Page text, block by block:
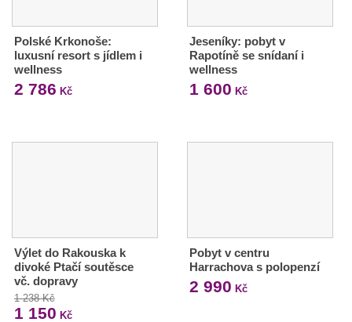
Polské Krkonoše:
luxusní resort s jídlem i
wellness
2 786 Kč
Jeseníky: pobyt v
Rapotíně se snídaní i
wellness
1 600 Kč
Výlet do Rakouska k
divoké Ptačí soutěsce
vč. dopravy
1 238 Kč
1 150 Kč
Pobyt v centru
Harrachova s polopenzí
2 990 Kč